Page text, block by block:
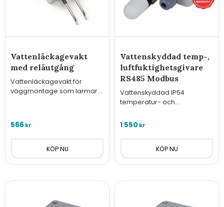
Vattenläckagevakt
med reläutgång
Vattenläckagevakt för
väggmontage som larmar
566kr
Vattenskyddad temp-,
luftfuktighetsgivare
RS485 Modbus
Vattenskyddad IP54
temperatur- och
RS485 Modbus RTU.
1 550 kr